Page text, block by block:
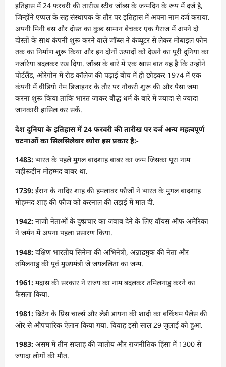
इतिहास में 24 फरवरी की तारीख स्टीव जॉब्स के जन्मदिन के रूप में दर्ज है,
जिन्होंने एप्पल के सह संस्थापक के तौर पर इतिहास में अपना नाम दर्ज कराया.
अपनी मिनी बस और दोस्त का कुछ सामान बेचकर एक गैराज में अपने दो
दोस्तों के साथ कंपनी शुरू करने वाले जॉब्स ने कंप्यूटर से लेकर मोबाइल फोन
तक का निर्माण शुरू किया और इन दोनों उत्पादों को देखने का पूरी दुनिया का
नजरिया बदलकर रख दिया. जॉब्स के बारे में एक खास बात यह है कि उन्होंने
पोर्टलैंड, ओरेगोन में रीड कॉलेज की पढ़ाई बीच में ही छोड़कर 1974 में एक
कंपनी में वीडियो गेम डिजाइनर के तौर पर नौकरी शुरू की और पैसा जमा
करना शुरू किया ताकि भारत जाकर बौद्ध धर्म के बारे में ज्यादा से ज्यादा
जानकारी हासिल कर सकें.
देश दुनिया के इतिहास में 24 फरवरी की तारीख पर दर्ज अन्य महत्वपूर्ण
घटनाओं का सिलसिलेवार ब्योरा इस प्रकार है:-
1483: भारत के पहले मु्गल बादशाह बाबर का जन्म जिसका पूरा नाम
जहीरूद्दीन मोहम्मद बाबर था.
1739: ईरान के नादिर शाह की हमलावर फौजों ने भारत के मुगल बादशाह
मोहम्मद शाह की फौज को करनाल की लड़ाई में मात दी.
1942: नाजी नेताओं के दुष्प्रचार का जवाब देने के लिए वॉयस ऑफ अमेरिका
ने जर्मन में अपना पहला प्रसारण किया.
1948: दक्षिण भारतीय सिनेमा की अभिनेत्री, अन्नाद्रमुक की नेता और
तमिलनाडु की पूर्व मुख्यमंत्री जे जयललिता का जन्म.
1961: मद्रास की सरकार ने राज्य का नाम बदलकर तमिलनाडु करने का
फैसला किया.
1981: ब्रिटेन के प्रिंस चार्ल्स और लेडी डायना की शादी का बकिंघम पैलेस की
ओर से औपचारिक ऐलान किया गया. विवाह इसी साल 29 जुलाई को हुआ.
1983: असम में तीन सप्ताह की जातीय और राजनीतिक हिंसा में 1300 से
ज्यादा लोगों की मौत.